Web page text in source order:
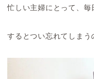
忙しい主婦にとって、毎
するとつい忘れてしまう